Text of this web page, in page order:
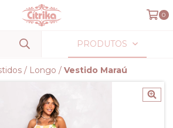
0
PRODUTOS
/ Longo / Vestido Maraú